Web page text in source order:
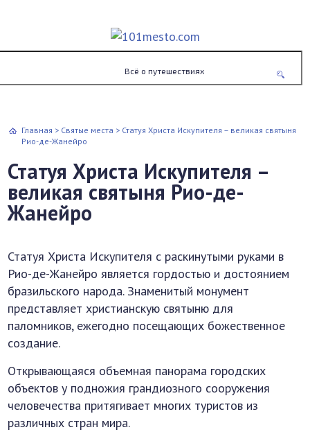
Всё о путешествиях
Главная > Святые места > Статуя Христа Искупителя – великая святыня
Рио-де-Жанейро
Статуя Христа Искупителя –
великая святыня Рио-де-
Жанейро
Статуя Христа Искупителя с раскинутыми руками в
Рио-де-Жанейро является гордостью и достоянием
бразильского народа. Знаменитый монумент
представляет христианскую святыню для
паломников, ежегодно посещающих божественное
создание.
Открывающаяся объемная панорама городских
объектов у подножия грандиозного сооружения
человечества притягивает многих туристов из
различных стран мира.